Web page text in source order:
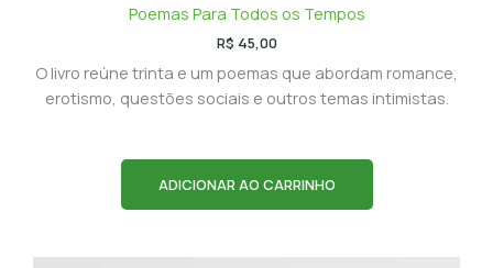
Poemas Para Todos os Tempos
R$ 45,00
O livro reúne trinta e um poemas que abordam romance,
erotismo, questões sociais e outros temas intimistas.
ADICIONAR AO CARRINHO